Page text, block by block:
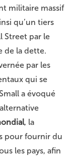
militaire massif
qu’un tiers
Street par le
de la dette.
par les
qui se
a évoqué
, la
pour fournir du
les pays, afin